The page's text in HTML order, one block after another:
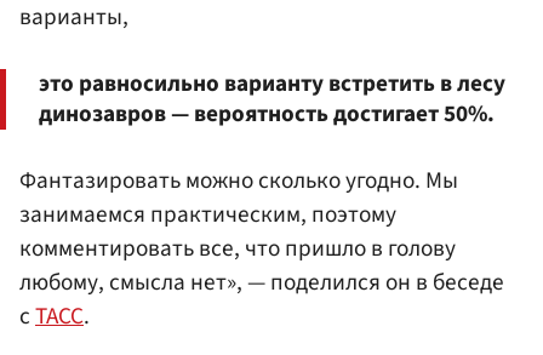
варианты,
это равносильно варианту встретить в лесу
динозавров — вероятность достигает 50%.
Фантазировать можно сколько угодно. Мы
занимаемся практическим, поэтому
комментировать все, что пришло в голову
любому, смысла нет», — поделился он в беседе
сТАСС.